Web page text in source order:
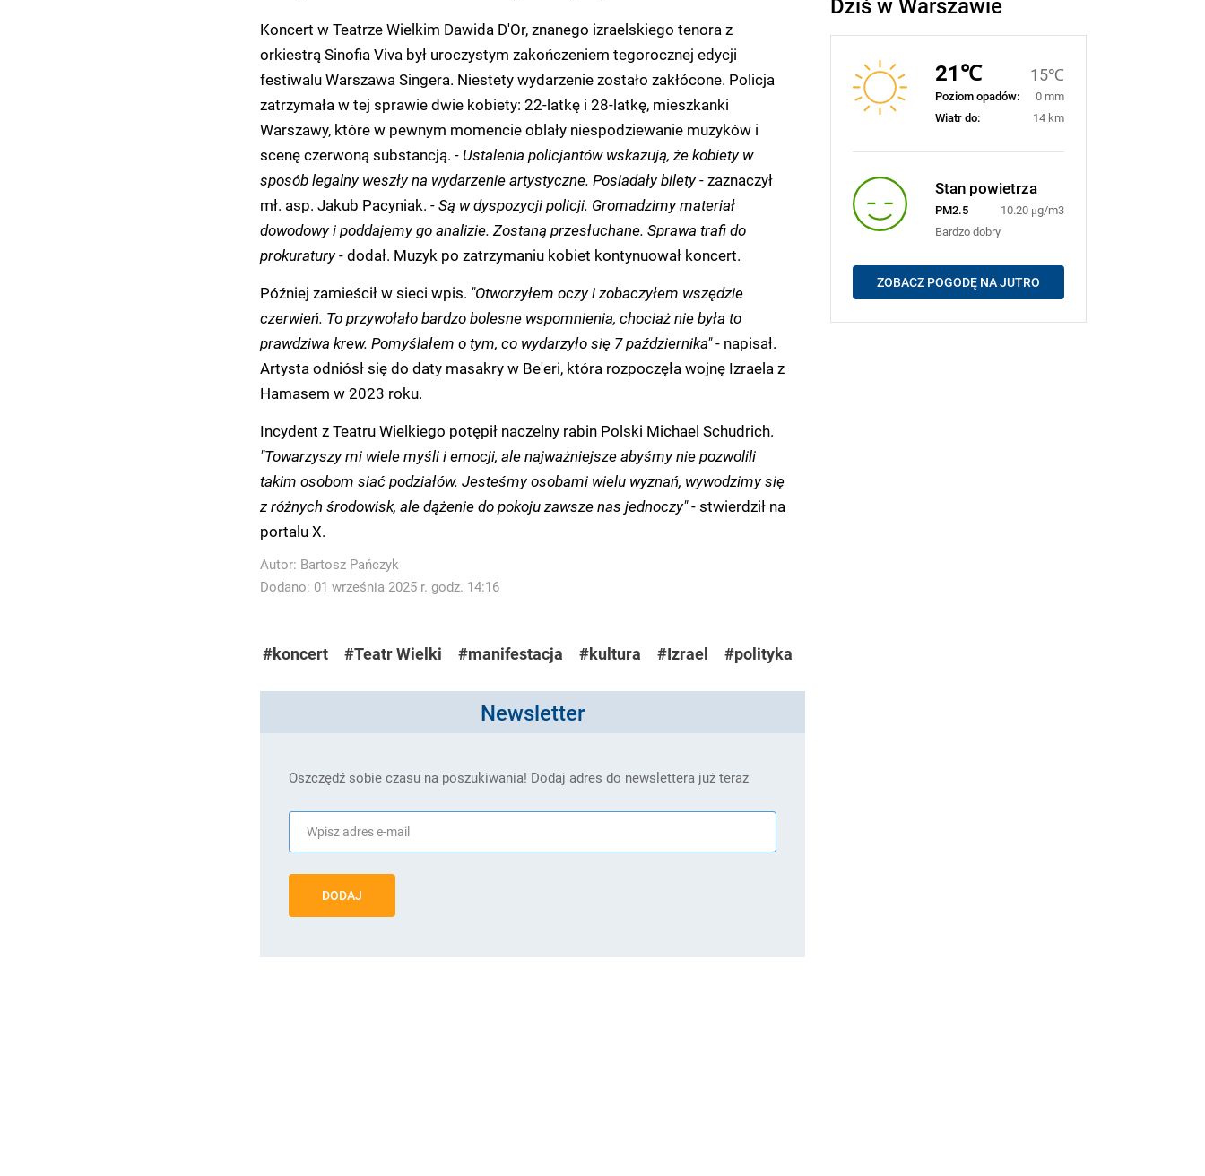
Koncert w Teatrze Wielkim Dawida D'Or, znanego izraelskiego tenora z
orkiestrą Sinofia Viva był uroczystym zakończeniem tegorocznej edycji
festiwalu Warszawa Singera. Niestety wydarzenie zostało zakłócone. Policja
zatrzymała w tej sprawie dwie kobiety: 22-latkę i 28-latkę, mieszkanki
Warszawy, które w pewnym momencie oblały niespodziewanie muzyków i
scenę czerwoną substancją. - Ustalenia policjantów wskazują, że kobiety w
sposób legalny weszły na wydarzenie artystyczne. Posiadały bilety- zaznaczył
mł. asp. Jakub Pacyniak. - Są w dyspozycji policji. Gromadzimy materiał
dowodowy i poddajemy go analizie. Zostaną przesłuchane. Sprawa trafi do
prokuratury- dodał. Muzyk po zatrzymaniu kobiet kontynuował koncert.
Później zamieścił w sieci wpis. "Otworzyłem oczy i zobaczyłem wszędzie
czerwień. To przywołało bardzo bolesne wspomnienia, chociaż nie była to
prawdziwa krew. Pomyślałem o tym, co wydarzyło się 7 października"- napisał.
Artysta odniósł się do daty masakry w Be'eri, która rozpoczęła wojnę Izraela z
Hamasem w 2023 roku.
Incydent z Teatru Wielkiego potępił naczelny rabin Polski Michael Schudrich.
"Towarzyszy mi wiele myśli i emocji, ale najważniejsze abyśmy nie pozwolili
takim osobom siać podziałów. Jesteśmy osobami wielu wyznań, wywodzimy się
z różnych środowisk, ale dążenie do pokoju zawsze nas jednoczy"- stwierdził na
portalu X.
Autor: Bartosz Pańczyk
Dodano: 01 września 2025 r. godz. 14:16
#koncert #Teatr Wielki #manifestacja #kultura #Izrael #polityka
Newsletter
Oszczędź sobie czasu na poszukiwania! Dodaj adres do newslettera już teraz
DODAJ
21℃ 15℃
Poziom opadów:
0 mm
Wiatr do:
14 km
Stan powietrza
PM2.5
10.20 μg/m3
Bardzo dobry
ZOBACZ POGODĘ NA JUTRO